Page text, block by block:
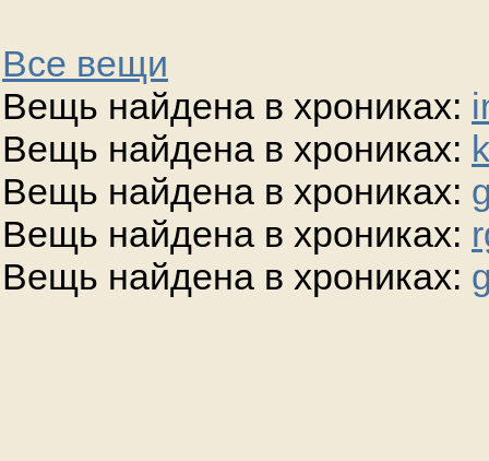
Все вещи
Вещь найдена в хрониках:
Вещь найдена в хрониках:
Вещь найдена в хрониках:
Вещь найдена в хрониках:
Вещь найдена в хрониках: